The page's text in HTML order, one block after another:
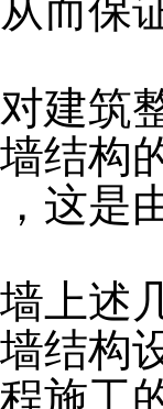
而保
建筑
结构
这是
上述
结构
施工